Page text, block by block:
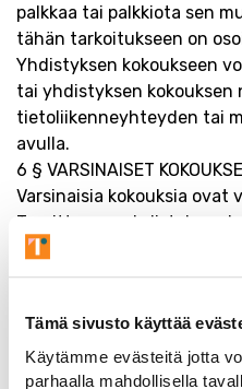
Tämä sivusto käyttää
Käytämme evästeitä jotta
parhaalla mahdollisella
palkkaa tai palkkiota sen
tähän tarkoitukseen on
Yhdistyksen kokoukseen
tai yhdistyksen kokouksen
tietoliikenneyhteyden tai
avulla.
6 § VARSINAISET
Varsinaisia kokouksia ovat
Tarvittaessa yhdistyksen
ylimääräisen kokouksen
kutsuttava koolle, jos
jäsenistä sitä kirjallisesti
ilmoitettua asiaa varten.
Kokouksesta on